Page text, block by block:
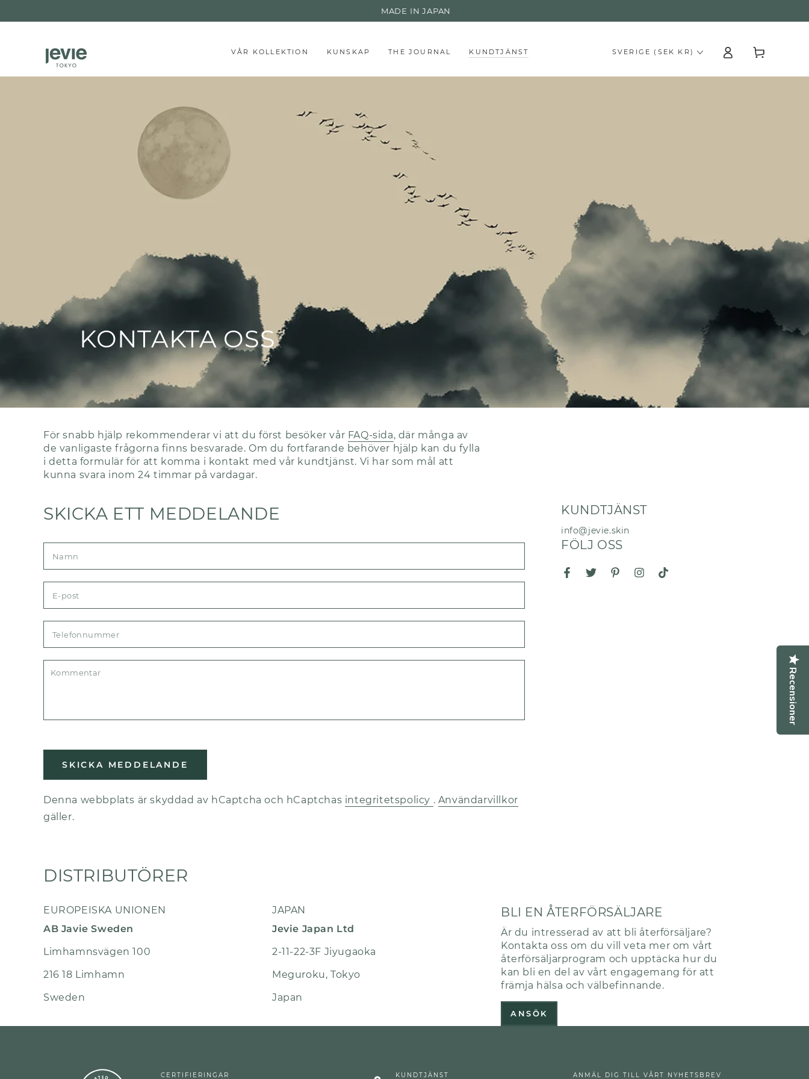
Recensioner
MADE IN JAPAN
VÅR KOLLEKTION KUNSKAP THE JOURNAL KUNDTJÄNST SVERIGE (SEK KR) Kundvagn
KONTAKTA OSS
För snabb hjälp rekommenderar vi att du först besöker vår FAQ-sida, där många av
de vanligaste frågorna finns besvarade. Om du fortfarande behöver hjälp kan du fylla
i detta formulär för att komma i kontakt med vår kundtjänst. Vi har som mål att
kunna svara inom 24 timmar på vardagar.
SKICKA ETT MEDDELANDE
post
*
SKICKA MEDDELANDE
Denna webbplats är skyddad av hCaptcha och hCaptchas integritetspolicy . Användarvillkor
gäller.
KUNDTJÄNST
info@jevie.skin
FÖLJ OSS
FacebookTwitterPinterestInstagram
TikTok
DISTRIBUTÖRER
EUROPEISKA UNIONEN
AB Javie Sweden
Limhamnsvägen 100
216 18 Limhamn
Sweden
JAPAN
Jevie Japan Ltd
2-11-22-3F Jiyugaoka
Meguroku, Tokyo
Japan
BLI EN ÅTERFÖRSÄLJARE
Är du intresserad av att bli återförsäljare?
Kontakta oss om du vill veta mer om vårt
återförsäljarprogram och upptäcka hur du
kan bli en del av vårt engagemang för att
främja hälsa och välbefinnande.
ANSÖK
CERTIFIERINGAR KUNDTJÄNST ANMÄL DIG TILL VÅRT NYHETSBREV